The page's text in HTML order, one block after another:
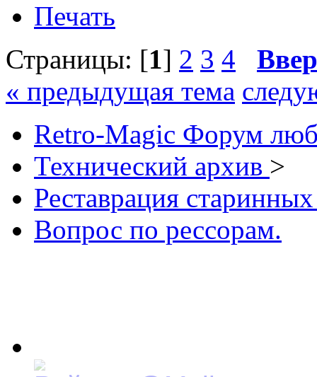
Печать
Страницы: [1] 2 3 4
« предыдущая тема
Retro-Magic Форум
Технический архив >
Реставрация
Вопрос по рессорам.